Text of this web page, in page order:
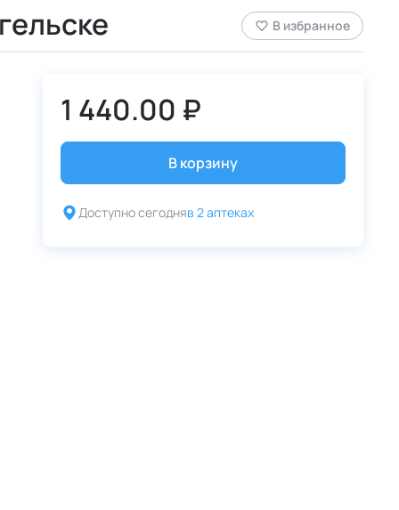
В избранное
1 440.00 ₽
В корзину
Доступно сегодняв 2 аптеках